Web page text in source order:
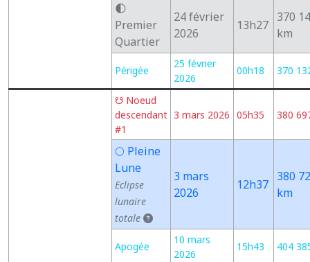
🌓
Premier
Quartier
24 février
2026
13h27
370
km
Périgée
25 février
2026
00h18 370
☋ Noeud
descendant
#1
3 mars 2026 05h35 380
🌕 Pleine
Lune
Eclipse
lunaire
totale
3 mars
2026
12h37
380
km
Apogée
10 mars
2026
15h43 404